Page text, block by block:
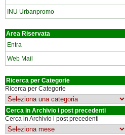
INU Urbanpromo
Area Riservata
Entra
Web Mail
Ricerca per Categorie
Ricerca per Categorie
Cerca in Archivio i post precedenti
Cerca in Archivio i post precedenti